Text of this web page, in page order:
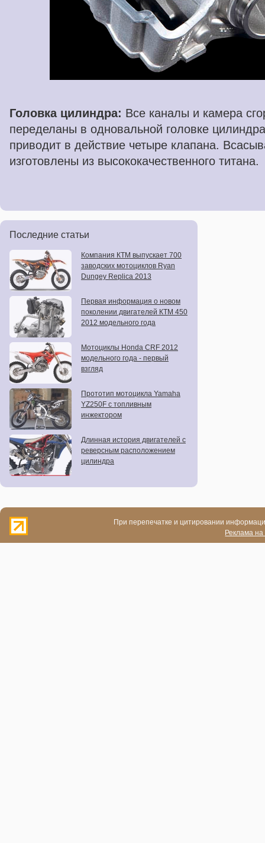
Головка цилиндра: Все каналы и камера
переделаны в одновальной головке
приводит в действие четыре клапана.
изготовлены из высококачественного титана.
Последние статьи
Компания КТМ выпускает 700
заводских мотоциклов Ryan
Dungey Replica 2013
Первая информация о новом
поколении двигателей КТМ 450
2012 модельного года
Мотоциклы Honda CRF 2012
модельного года - первый
взгляд
Прототип мотоцикла Yamaha
YZ250F с топливным
инжектором
Длинная история двигателей с
реверсным расположением
цилиндра
При перепечатке и цитировании
Реклама на